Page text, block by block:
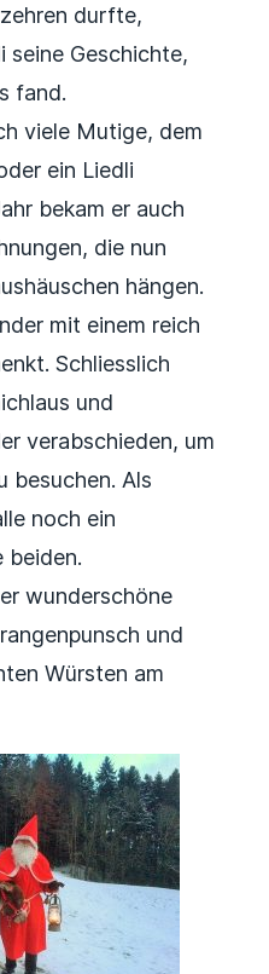
durfte,
seine Geschichte,
fand.
viele Mutige, dem
ein Liedli
bekam er auch
die nun
hängen.
mit einem reich
Schliesslich
und
verabschieden, um
besuchen. Als
noch ein
beiden.
wunderschöne
und
Würsten am